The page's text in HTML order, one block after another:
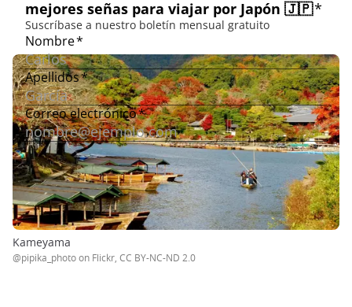
Kameyama
@pipika_photo on Flickr, CC BY-NC-ND 2.0